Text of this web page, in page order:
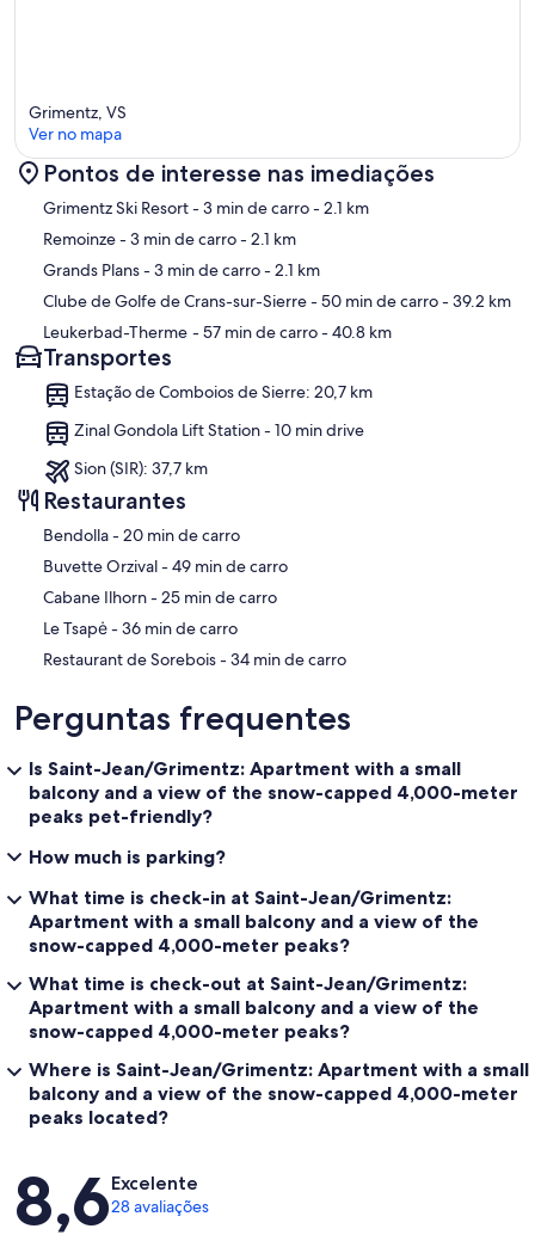
Mapa
Grimentz, VS
Ver no mapa
Pontos de interesse nas imediações
Grimentz Ski Resort- 3 min de carro- 2.1 km
Remoinze- 3 min de carro- 2.1 km
Grands Plans- 3 min de carro- 2.1 km
Clube de Golfe de Crans-sur-Sierre- 50 min de carro- 39.2 km
Leukerbad-Therme - 57 min de carro- 40.8 km
Transportes
Estação de Comboios de Sierre: 20,7 km
Zinal Gondola Lift Station - 10 min drive
Sion (SIR): 37,7 km
Restaurantes
‪Bendolla - ‬20 min de carro
‪Buvette Orzival - ‬49 min de carro
‪Cabane Ilhorn - ‬25 min de carro
‪Le Tsapė - ‬36 min de carro
‪Restaurant de Sorebois - ‬34 min de carro
Perguntas frequentes
Is Saint-Jean/Grimentz: Apartment with a small
balcony and a view of the snow-capped 4,000-meter
peaks pet-friendly?
How much is parking?
What time is check-in at Saint-Jean/Grimentz:
Apartment with a small balcony and a view of the
snow-capped 4,000-meter peaks?
What time is check-out at Saint-Jean/Grimentz:
Apartment with a small balcony and a view of the
snow-capped 4,000-meter peaks?
Where is Saint-Jean/Grimentz: Apartment with a small
balcony and a view of the snow-capped 4,000-meter
peaks located?
Avaliações
8,6Excelente
28 avaliações